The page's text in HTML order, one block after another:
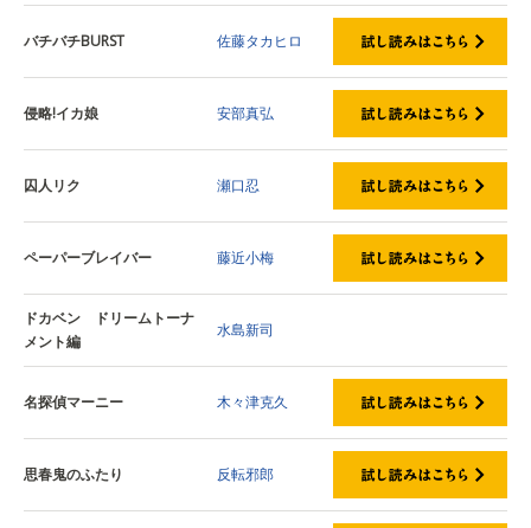
バチバチBURST 佐藤タカヒロ
侵略!イカ娘 安部真弘
囚人リク 瀬口忍
ペーパーブレイバー 藤近小梅
ドカベン ドリームトーナ
メント編
水島新司
名探偵マーニー 木々津克久
思春鬼のふたり 反転邪郎